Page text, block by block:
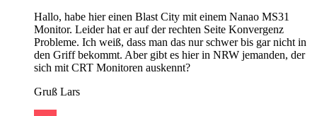
Hallo, habe hier einen Blast City mit einem Nanao MS31
Monitor. Leider hat er auf der rechten Seite Konvergenz
Probleme. Ich weiß, dass man das nur schwer bis gar nicht in
den Griff bekommt. Aber gibt es hier in NRW jemanden, der
sich mit CRT Monitoren auskennt?
Gruß Lars